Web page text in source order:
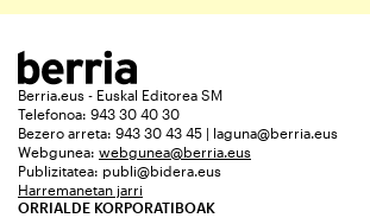
Berria.eus - Euskal Editorea SM
Telefonoa: 943 30 40 30
Bezero arreta: 943 30 43 45 | laguna@berria.eus
Webgunea: webgunea@berria.eus
Publizitatea: publi@bidera.eus
Harremanetan jarri
ORRIALDE KORPORATIBOAK